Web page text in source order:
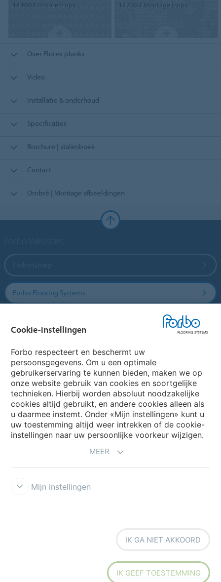
149003 Ombre tropic 147003 Montage tropic
Over Flotex planks
Video
Installatie & onderhoud
Specificaties
Brochure | stalenboek
Contact
Ombré | Montage afbeeldingen
Forbo Flooring Systems
Website
Kies uw land
My Forbo
Disclaimer Cookies Forbo
Cookie-instellingen
Forbo respecteert en beschermt uw
persoonsgegevens. Om u een optimale
gebruikerservaring te kunnen bieden, maken we op
onze website gebruik van cookies en soortgelijke
technieken. Hierbij worden absoluut noodzakelijke
cookies altijd gebruikt, en andere cookies alleen als
u daarmee instemt. Onder «Mijn instellingen» kunt u
uw toestemming altijd weer intrekken of de cookie-
instellingen naar uw persoonlijke voorkeur wijzigen.
MEER
Mijn instellingen
IK GA NIET AKKOORD
IK GEEF TOESTEMMING